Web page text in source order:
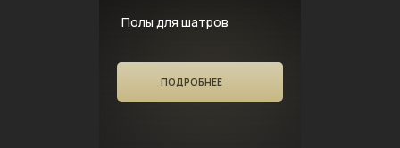
Полы для шатров
ПОДРОБНЕЕ